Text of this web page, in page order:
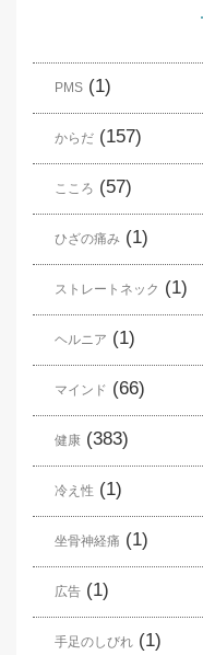
PMS (1)
からだ (157)
こころ (57)
ひざの痛み (1)
ストレートネック (1)
ヘルニア (1)
マインド (66)
健康 (383)
冷え性 (1)
坐骨神経痛 (1)
広告 (1)
手足のしびれ (1)